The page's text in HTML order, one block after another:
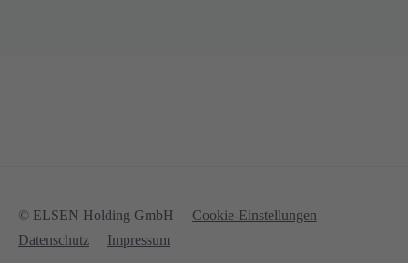
© ELSEN Holding GmbH
Cookie-Einstellungen
Datenschutz
Impressum